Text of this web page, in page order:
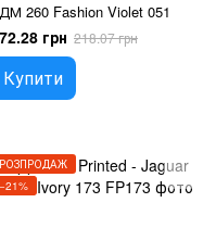
260 Fashion Violet 051
грн 218.07 грн
Купити
РОЗПРОДАЖ
−21%